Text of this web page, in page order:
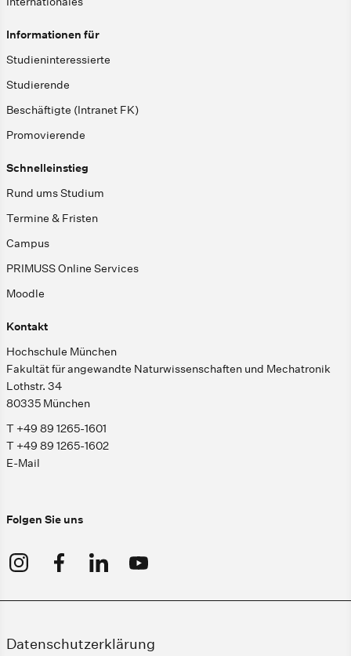
Informationen für
Studieninteressierte
Studierende
Beschäftigte (Intranet FK)
Promovierende
Schnelleinstieg
Rund ums Studium
Termine & Fristen
Campus
PRIMUSS Online Services
Moodle
Kontakt
Hochschule München
Fakultät für angewandte Naturwissenschaften und Mechatronik
Lothstr. 34
80335 München
T +49 89 1265-1601
T +49 89 1265-1602
E-Mail
Folgen Sie uns
Datenschutzerklärung